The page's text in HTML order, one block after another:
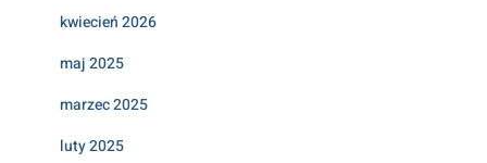
kwiecień 2026
maj 2025
marzec 2025
luty 2025